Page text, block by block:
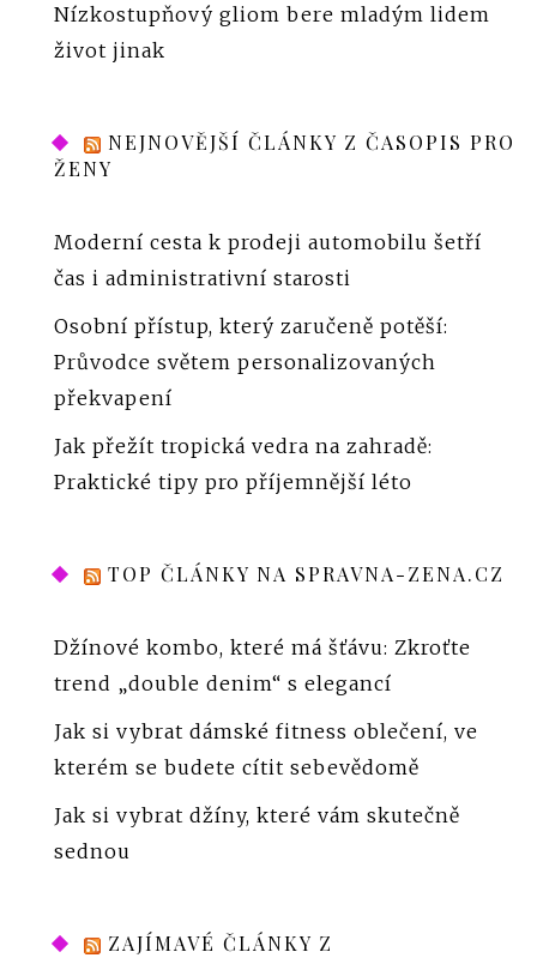
Nízkostupňový gliom bere mladým lidem
život jinak
NEJNOVĚJŠÍ ČLÁNKY Z ČASOPIS PRO
ŽENY
Moderní cesta k prodeji automobilu šetří
čas i administrativní starosti
Osobní přístup, který zaručeně potěší:
Průvodce světem personalizovaných
překvapení
Jak přežít tropická vedra na zahradě:
Praktické tipy pro příjemnější léto
TOP ČLÁNKY NA SPRAVNA-ZENA.CZ
Džínové kombo, které má šťávu: Zkroťte
trend „double denim“ s elegancí
Jak si vybrat dámské fitness oblečení, ve
kterém se budete cítit sebevědomě
Jak si vybrat džíny, které vám skutečně
sednou
ZAJÍMAVÉ ČLÁNKY Z